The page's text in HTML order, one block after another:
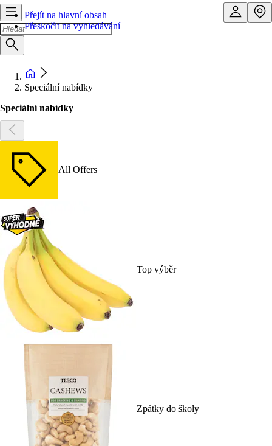
Přejít na hlavní obsah
Přeskočit na vyhledávání
Speciální nabídky
Speciální nabídky
All Offers
Top výběr
Zpátky do školy